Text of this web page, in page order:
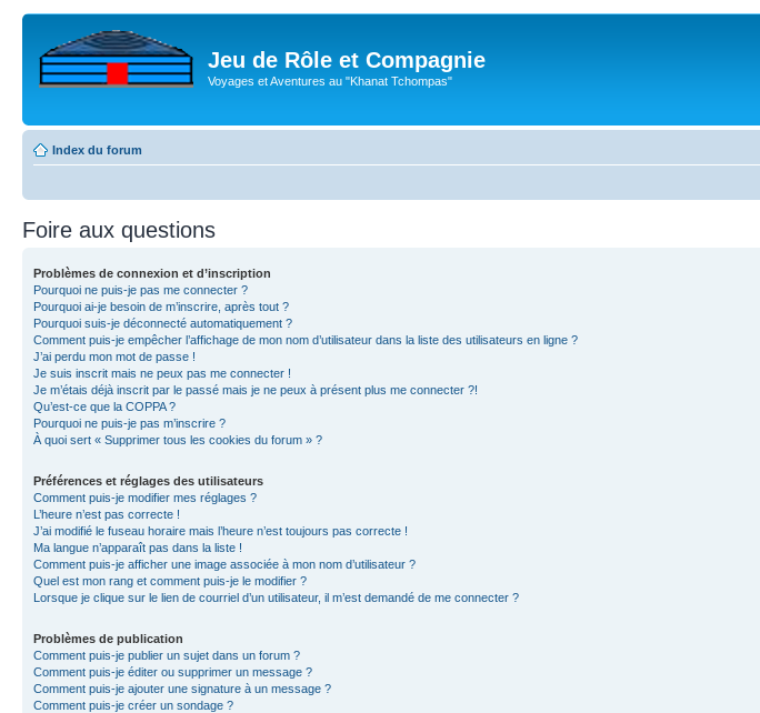
Jeu de Rôle et Compagnie
Voyages et Aventures au "Khanat Tchompas"
Index du forum
Foire aux questions
Problèmes de connexion et d’inscription
Pourquoi ne puis-je pas me connecter ?
Pourquoi ai-je besoin de m’inscrire, après tout ?
Pourquoi suis-je déconnecté automatiquement ?
Comment puis-je empêcher l’affichage de mon nom d’utilisateur dans la liste des utilisateurs en ligne ?
J’ai perdu mon mot de passe !
Je suis inscrit mais ne peux pas me connecter !
Je m’étais déjà inscrit par le passé mais je ne peux à présent plus me connecter ?!
Qu’est-ce que la COPPA ?
Pourquoi ne puis-je pas m’inscrire ?
À quoi sert « Supprimer tous les cookies du forum » ?
Préférences et réglages des utilisateurs
Comment puis-je modifier mes réglages ?
L’heure n’est pas correcte !
J’ai modifié le fuseau horaire mais l’heure n’est toujours pas correcte !
Ma langue n’apparaît pas dans la liste !
Comment puis-je afficher une image associée à mon nom d’utilisateur ?
Quel est mon rang et comment puis-je le modifier ?
Lorsque je clique sur le lien de courriel d’un utilisateur, il m’est demandé de me connecter ?
Problèmes de publication
Comment puis-je publier un sujet dans un forum ?
Comment puis-je éditer ou supprimer un message ?
Comment puis-je ajouter une signature à un message ?
Comment puis-je créer un sondage ?